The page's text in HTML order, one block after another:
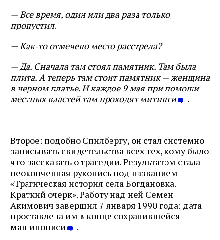
— Все время, один или два раза только
пропустил.
— Как‑то отмечено место расстрела?
— Да. Сначала там стоял памятник. Там была
плита. А теперь там стоит памятник — женщина
в черном платье. И каждое 9 мая при помощи
местных властей там проходят митинги
.
Второе: подобно Спилбергу, он стал системно
записывать свидетельства всех тех, кому было
что рассказать о трагедии. Результатом стала
неоконченная рукопись под названием
«Трагическая история села Богдановка.
Краткий очерк». Работу над ней Семен
Акимович завершил 7 января 1990 года: дата
проставлена им в конце сохранившейся
машинописи
.